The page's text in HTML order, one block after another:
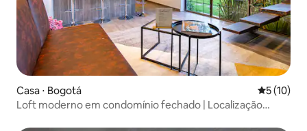
Casa ⋅ Bogotá 5 de uma
5 (10)
Loft moderno em condomínio fechado | Localização